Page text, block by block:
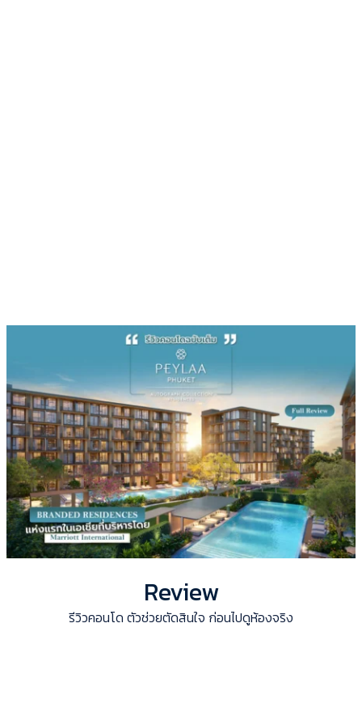
Review
รีวิวคอนโด ตัวช่วยตัดสินใจ ก่อนไปดูห้องจริง